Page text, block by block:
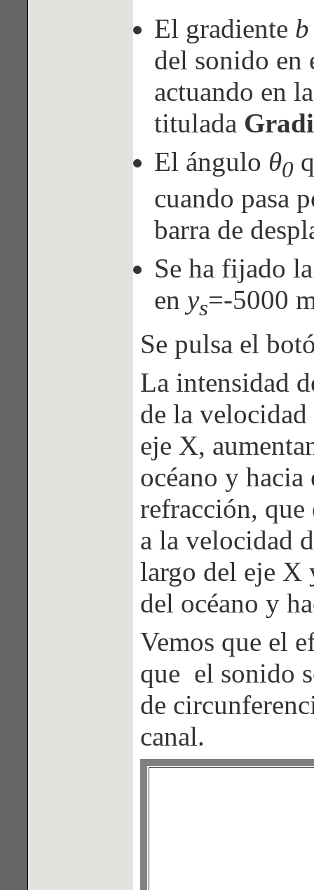
El gradiente b
del sonido en
actuando en
titulada
El ángulo θ0
cuando pasa
barra de
Se ha fijado
en ys=-5000
Se pulsa el
La intensidad
de la
eje X,
océano y
refracción, que
a la velocidad
largo del eje X
del océano y
Vemos que el
que el sonido
de
canal.